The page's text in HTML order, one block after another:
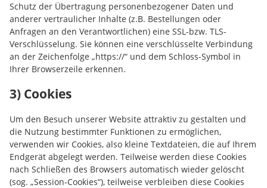
Schutz der Übertragung personenbezogener Daten und
anderer vertraulicher Inhalte (z.B. Bestellungen oder
Anfragen an den Verantwortlichen) eine SSL-bzw. TLS-
Verschlüsselung. Sie können eine verschlüsselte Verbindung
an der Zeichenfolge „https://“ und dem Schloss-Symbol in
Ihrer Browserzeile erkennen.
3) Cookies
Um den Besuch unserer Website attraktiv zu gestalten und
die Nutzung bestimmter Funktionen zu ermöglichen,
verwenden wir Cookies, also kleine Textdateien, die auf Ihrem
Endgerät abgelegt werden. Teilweise werden diese Cookies
nach Schließen des Browsers automatisch wieder gelöscht
(sog. „Session-Cookies“), teilweise verbleiben diese Cookies